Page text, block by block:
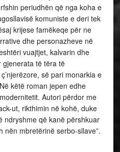
periudhën që nga koha e
komuniste e deri tek
krijese famëkeqe për ne
dhe personazheve në
vuajtjet, kalvarin dhe
gjenerata të tëra të
së pari monarkia e
këtë roman jepen edhe
Autori përdor me
ut, rikthimin në kohë, duke
ndryshme që kanë përshkuar
nën mbretërinë serbo-sllave”.